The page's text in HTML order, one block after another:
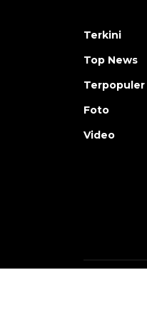
Terkini
Top News
Terpopuler
Foto
Video